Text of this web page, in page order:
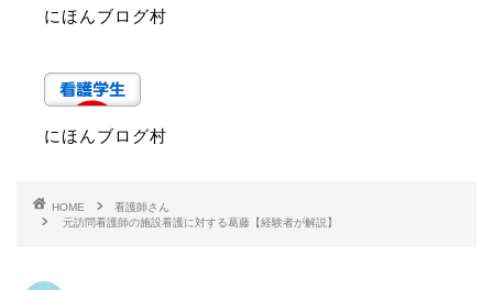
にほんブログ村
にほんブログ村
HOME
看護師さん
元訪問看護師の施設看護に対する葛藤【経験者が解説】